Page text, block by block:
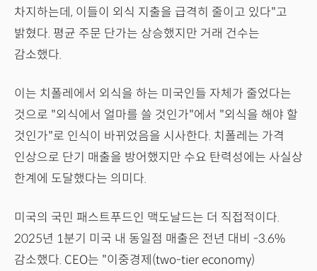
차지하는데, 이들이 외식 지출을 급격히 줄이고 있다"고
밝혔다. 평균 주문 단가는 상승했지만 거래 건수는
감소했다.
이는 치폴레에서 외식을 하는 미국인들 자체가 줄었다는
것으로 "외식에서 얼마를 쓸 것인가"에서 "외식을 해야 할
것인가"로 인식이 바뀌었음을 시사한다. 치폴레는 가격
인상으로 단기 매출을 방어했지만 수요 탄력성에는 사실상
한계에 도달했다는 의미다.
미국의 국민 패스트푸드인 맥도날드는 더 직접적이다.
2025년 1분기 미국 내 동일점 매출은 전년 대비 -3.6%
감소했다. CEO는 "이중경제(two-tier economy)